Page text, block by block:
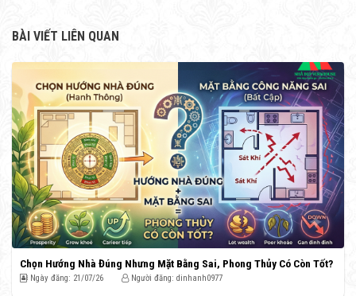
BÀI VIẾT LIÊN QUAN
Chọn Hướng Nhà Đúng Nhưng Mặt Bằng Sai, Phong Thủy Có Còn Tốt?
Ngày đăng: 21/07/26 Người đăng: dinhanh0977